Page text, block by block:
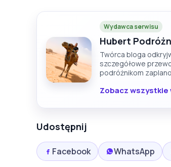
Wydawca serwisu
Hubert
Twórca bloga
szczegółowe
podróżnikom
Zobacz wszystkie
Udostępnij
Facebook WhatsApp